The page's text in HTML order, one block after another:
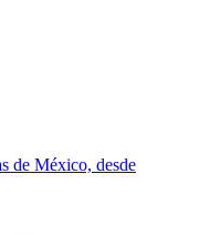
de México, desde